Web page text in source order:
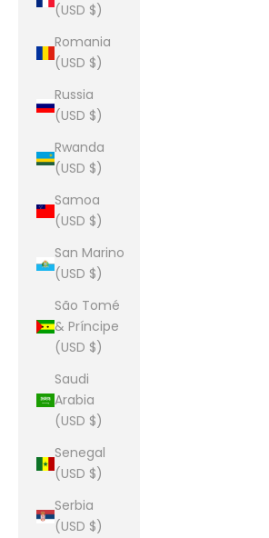
(USD $)
Romania
(USD $)
Russia
(USD $)
Rwanda
(USD $)
Samoa
(USD $)
San Marino
(USD $)
São Tomé
& Príncipe
(USD $)
Saudi
Arabia
(USD $)
Senegal
(USD $)
Serbia
(USD $)